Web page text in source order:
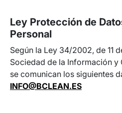
Ley Protección de
Personal
Según la Ley 34/2002, de 11
Sociedad de la Información
se comunican los siguientes
INFO@BCLEAN.ES